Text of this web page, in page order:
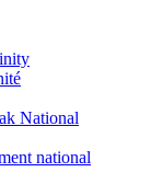
National
national